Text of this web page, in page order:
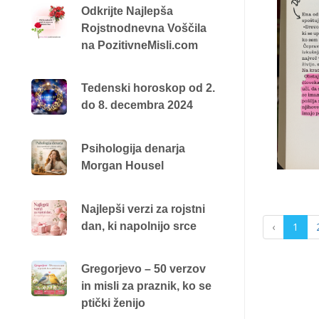
‹ 1
Odkrijte Najlepša
Rojstnodnevna Voščila
na PozitivneMisli.com
Tedenski horoskop od 2.
do 8. decembra 2024
Psihologija denarja
Morgan Housel
Najlepši verzi za rojstni
dan, ki napolnijo srce
Gregorjevo – 50 verzov
in misli za praznik, ko se
ptički ženijo